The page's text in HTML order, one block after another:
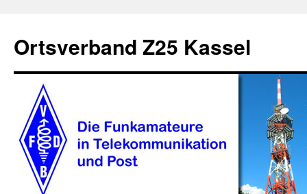
springen
Ortsverband Z25 Kassel